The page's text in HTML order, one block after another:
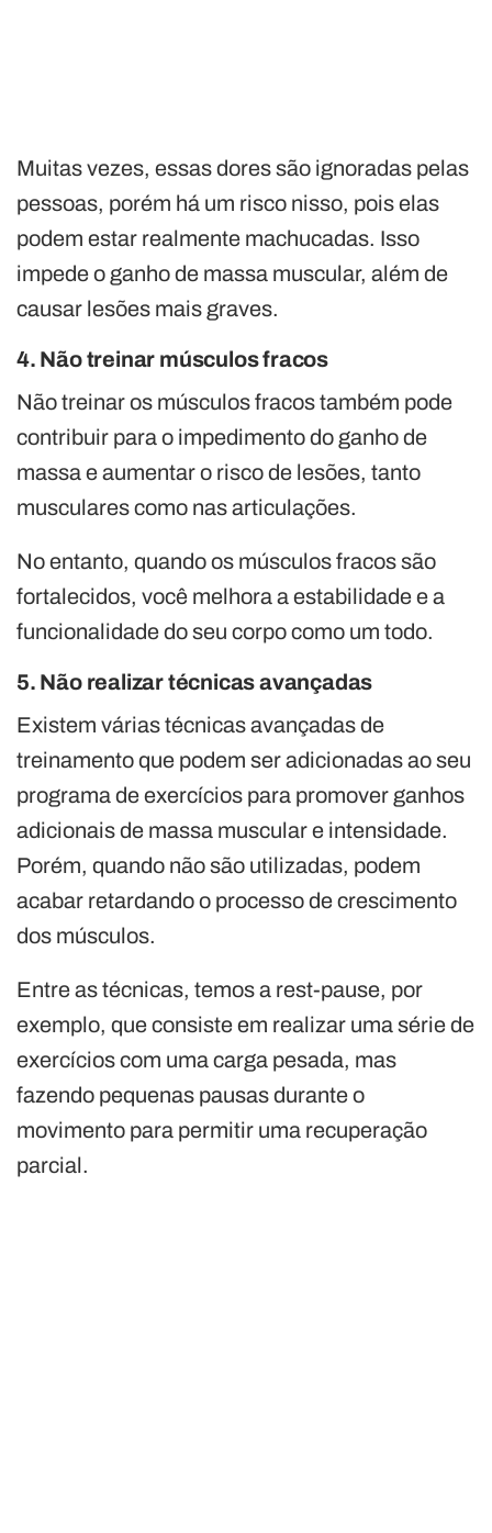
Muitas vezes, essas dores são ignoradas pelas
pessoas, porém há um risco nisso, pois elas
podem estar realmente machucadas. Isso
impede o ganho de massa muscular, além de
causar lesões mais graves.
4. Não treinar músculos fracos
Não treinar os músculos fracos também pode
contribuir para o impedimento do ganho de
massa e aumentar o risco de lesões, tanto
musculares como nas articulações.
No entanto, quando os músculos fracos são
fortalecidos, você melhora a estabilidade e a
funcionalidade do seu corpo como um todo.
5. Não realizar técnicas avançadas
Existem várias técnicas avançadas de
treinamento que podem ser adicionadas ao seu
programa de exercícios para promover ganhos
adicionais de massa muscular e intensidade.
Porém, quando não são utilizadas, podem
acabar retardando o processo de crescimento
dos músculos.
Entre as técnicas, temos a rest-pause, por
exemplo, que consiste em realizar uma série de
exercícios com uma carga pesada, mas
fazendo pequenas pausas durante o
movimento para permitir uma recuperação
parcial.